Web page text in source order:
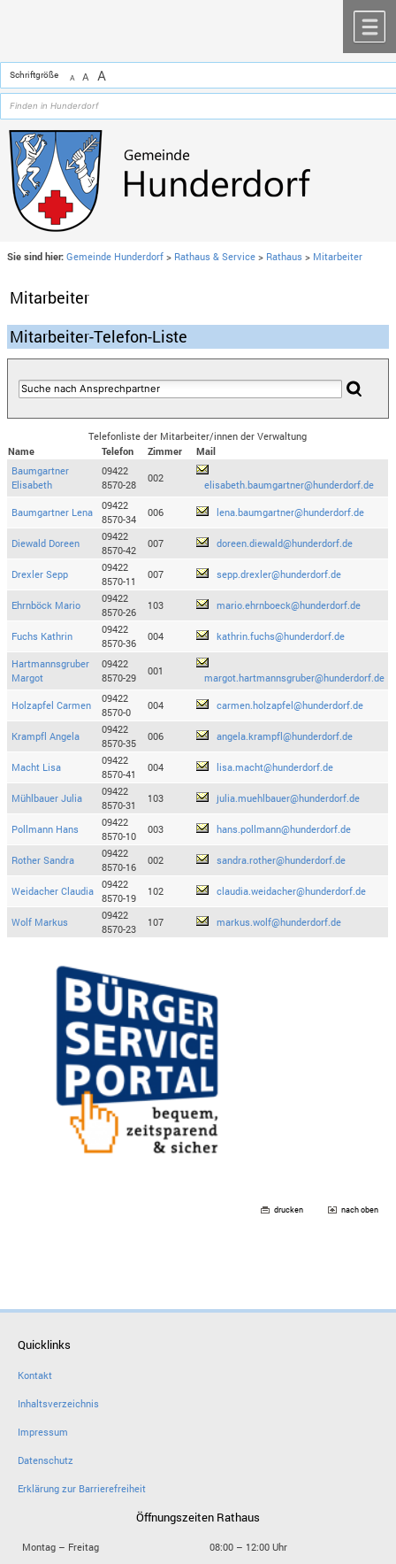
Schriftgröße A A A
Sie sind hier: Gemeinde Hunderdorf > Rathaus & Service > Rathaus > Mitarbeiter
Mitarbeiter
Mitarbeiter-Telefon-Liste
Telefonliste der Mitarbeiter/innen der Verwaltung
Name
Telefon Zimmer
Mail
Baumgartner
Elisabeth
09422
8570-28
002
elisabeth.baumgartner@hunderdorf.de
Baumgartner Lena
09422
8570-34
006 lena.baumgartner@hunderdorf.de
Diewald Doreen
09422
8570-42
007 doreen.diewald@hunderdorf.de
Drexler Sepp
09422
8570-11
007 sepp.drexler@hunderdorf.de
Ehrnböck Mario
09422
8570-26
103 mario.ehrnboeck@hunderdorf.de
Fuchs Kathrin
09422
8570-36
004 kathrin.fuchs@hunderdorf.de
Hartmannsgruber
Margot
09422
8570-29
001
margot.hartmannsgruber@hunderdorf.de
Holzapfel Carmen
09422
8570-0
004 carmen.holzapfel@hunderdorf.de
Krampfl Angela
09422
8570-35
006 angela.krampfl@hunderdorf.de
Macht Lisa
09422
8570-41
004 lisa.macht@hunderdorf.de
Mühlbauer Julia
09422
8570-31
103 julia.muehlbauer@hunderdorf.de
Pollmann Hans
09422
8570-10
003 hans.pollmann@hunderdorf.de
Rother Sandra
09422
8570-16
002 sandra.rother@hunderdorf.de
Weidacher Claudia
09422
8570-19
102 claudia.weidacher@hunderdorf.de
Wolf Markus
09422
8570-23
107 markus.wolf@hunderdorf.de
drucken nach oben
Quicklinks
Kontakt
Inhaltsverzeichnis
Impressum
Datenschutz
Erklärung zur Barrierefreiheit
Öffnungszeiten Rathaus
Montag – Freitag
08:00 – 12:00 Uhr